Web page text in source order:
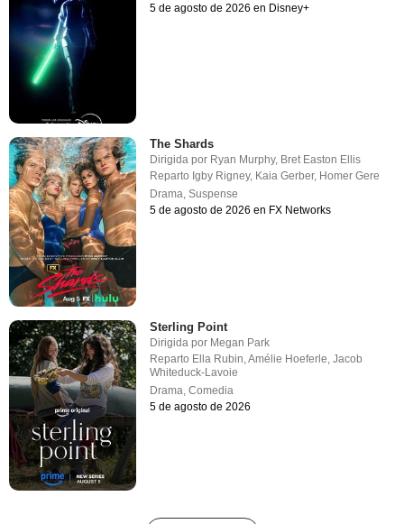
5 de agosto de 2026 en Disney+
The Shards
Dirigida por Ryan Murphy, Bret Easton Ellis
Reparto Igby Rigney, Kaia Gerber, Homer Gere
Drama,Suspense
5 de agosto de 2026 en FX Networks
Sterling Point
Dirigida por Megan Park
Reparto Ella Rubin,Amélie Hoeferle,Jacob
Whiteduck-Lavoie
Drama,Comedia
5 de agosto de 2026